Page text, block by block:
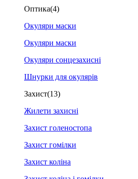
Оптика(4)
Окуляри маски
Окуляри маски
Окуляри сонцезахисні
Шнурки для окулярів
Захист(13)
Жилети захисні
Захист голеностопа
Захист гомілки
Захист коліна